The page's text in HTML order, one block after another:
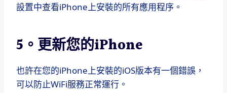
設置中查看iPhone上安裝的所有應用程序。
5。更新您的iPhone
也許在您的iPhone上安裝的iOS版本有一個錯誤，
可以防止WiFi服務正常運行。